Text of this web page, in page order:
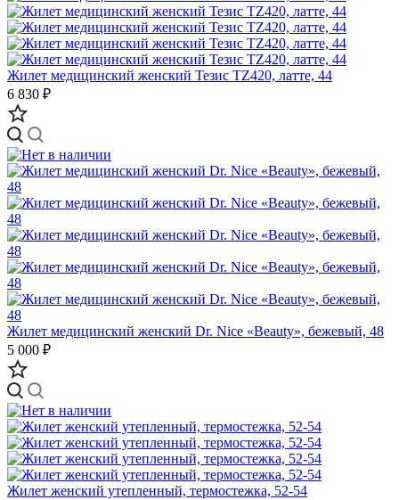
Жилет медицинский женский Тезис TZ420, латте, 44
6 830 ₽
Жилет медицинский женский Dr. Nice «Beauty», бежевый, 48
5 000 ₽
Жилет женский утепленный, термостежка, 52-54